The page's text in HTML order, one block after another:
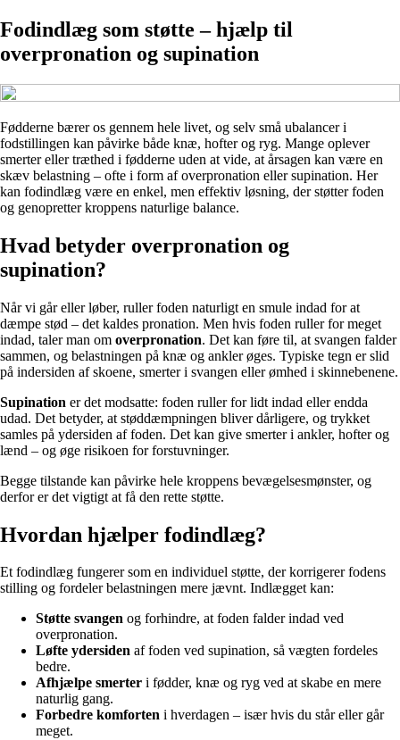
Fodindlæg som støtte – hjælp til
overpronation og supination
Fødderne bærer os gennem hele livet, og selv små ubalancer i
fodstillingen kan påvirke både knæ, hofter og ryg. Mange oplever
smerter eller træthed i fødderne uden at vide, at årsagen kan være en
skæv belastning – ofte i form af overpronation eller supination. Her
kan fodindlæg være en enkel, men effektiv løsning, der støtter foden
og genopretter kroppens naturlige balance.
Hvad betyder overpronation og
supination?
Når vi går eller løber, ruller foden naturligt en smule indad for at
dæmpe stød – det kaldes pronation. Men hvis foden ruller for meget
indad, taler man om overpronation. Det kan føre til, at svangen falder
sammen, og belastningen på knæ og ankler øges. Typiske tegn er slid
på indersiden af skoene, smerter i svangen eller ømhed i skinnebenene.
Supination er det modsatte: foden ruller for lidt indad eller endda
udad. Det betyder, at støddæmpningen bliver dårligere, og trykket
samles på ydersiden af foden. Det kan give smerter i ankler, hofter og
lænd – og øge risikoen for forstuvninger.
Begge tilstande kan påvirke hele kroppens bevægelsesmønster, og
derfor er det vigtigt at få den rette støtte.
Hvordan hjælper fodindlæg?
Et fodindlæg fungerer som en individuel støtte, der korrigerer fodens
stilling og fordeler belastningen mere jævnt. Indlægget kan:
Støtte svangen og forhindre, at foden falder indad ved
overpronation.
Løfte ydersiden af foden ved supination, så vægten fordeles
bedre.
Afhjælpe smerter i fødder, knæ og ryg ved at skabe en mere
naturlig gang.
Forbedre komforten i hverdagen – især hvis du står eller går
meget.